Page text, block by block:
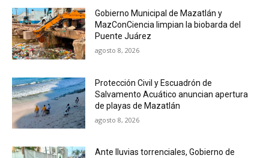
Gobierno Municipal de Mazatlán y
MazConCiencia limpian la biobarda del
Puente Juárez
agosto 8, 2026
Protección Civil y Escuadrón de
Salvamento Acuático anuncian apertura
de playas de Mazatlán
agosto 8, 2026
Ante lluvias torrenciales, Gobierno de